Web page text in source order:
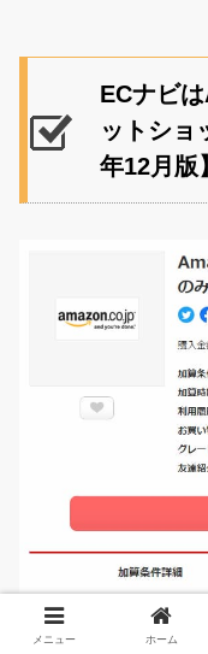
ECナビ
ットショ
年12月版】
メニュー ホーム